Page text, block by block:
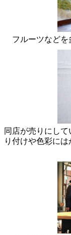
フルーツなど
同店が売りにし
り付けや色彩に